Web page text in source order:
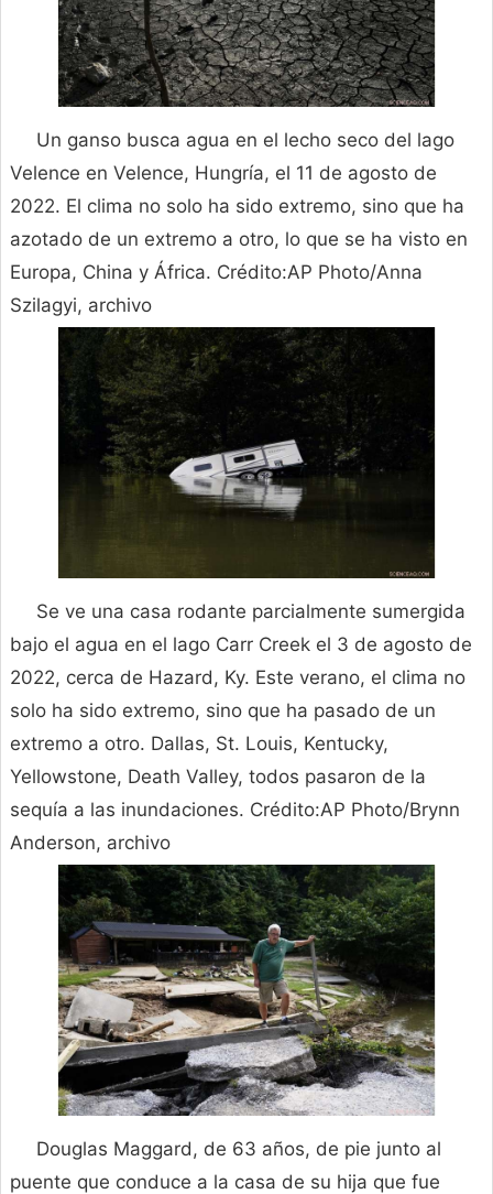
Un ganso busca agua en el lecho seco del lago
Velence en Velence, Hungría, el 11 de agosto de
2022. El clima no solo ha sido extremo, sino que ha
azotado de un extremo a otro, lo que se ha visto en
Europa, China y África. Crédito:AP Photo/Anna
Szilagyi, archivo
Se ve una casa rodante parcialmente sumergida
bajo el agua en el lago Carr Creek el 3 de agosto de
2022, cerca de Hazard, Ky. Este verano, el clima no
solo ha sido extremo, sino que ha pasado de un
extremo a otro. Dallas, St. Louis, Kentucky,
Yellowstone, Death Valley, todos pasaron de la
sequía a las inundaciones. Crédito:AP Photo/Brynn
Anderson, archivo
Douglas Maggard, de 63 años, de pie junto al
puente que conduce a la casa de su hija que fue